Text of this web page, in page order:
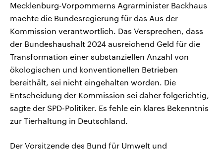
Mecklenburg-Vorpommerns Agrarminister Backhaus
machte die Bundesregierung für das Aus der
Kommission verantwortlich. Das Versprechen, dass
der Bundeshaushalt 2024 ausreichend Geld für die
Transformation einer substanziellen Anzahl von
ökologischen und konventionellen Betrieben
bereithält, sei nicht eingehalten worden. Die
Entscheidung der Kommission sei daher folgerichtig,
sagte der SPD-Politiker. Es fehle ein klares Bekenntnis
zur Tierhaltung in Deutschland.
Der Vorsitzende des Bund für Umwelt und